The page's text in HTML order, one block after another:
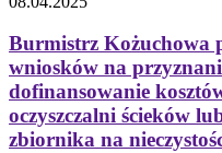
Burmistrz Kożuchowa
wniosków na
dofinansowanie
oczyszczalni ścieków
zbiornika na